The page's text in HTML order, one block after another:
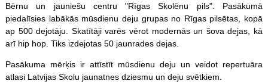
Bērnu un jauniešu centru "Rīgas Skolēnu pils". Pasākumā
piedalīsies labākās mūsdienu deju grupas no Rīgas pilsētas, kopā
ap 500 dejotāju. Skatītāji varēs vērot modernās un šova dejas, kā
arī hip hop. Tiks izdejotas 50 jaunrades dejas.
Pasākuma mērķis ir attīstīt mūsdienu deju un veidot repertuāra
atlasi Latvijas Skolu jaunatnes dziesmu un deju svētkiem.